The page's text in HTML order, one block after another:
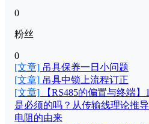
0
粉丝
0
[文章] 吊具保养一日小问题
[文章] 吊具中锁上流程订正
[文章] 【RS485的偏置与终端】
是必须的吗？从传输线理论推
电阻的由来